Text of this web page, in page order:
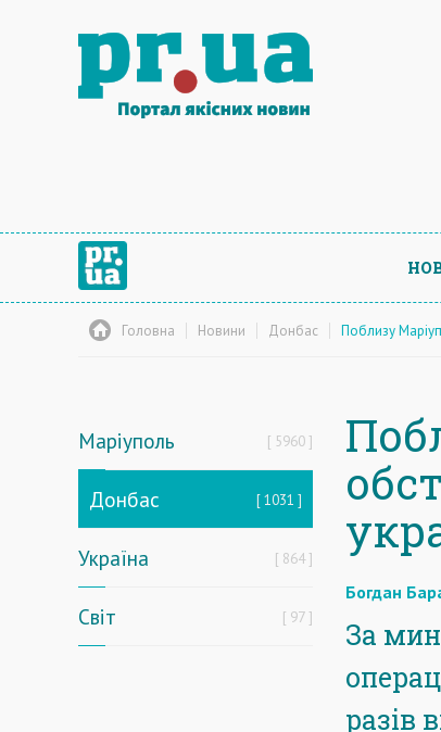
Головна Новини Донбас Поблизу
Маріуполь 5960
Донбас 1031
Україна 864
Світ 97
Богдан
За
разів